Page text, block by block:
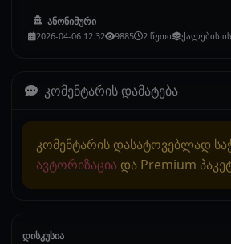
ანონიმური
2026-04-06 12:32 9885 2 წუთი ქალების
კომენტარის დამატება
კომენტარის დასატოვებლად
ავტორიზაცია და Premium
დისკუსია